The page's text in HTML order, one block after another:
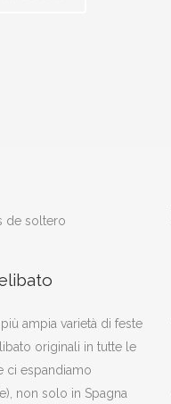
ampia varietà di feste
originali in tutte le
ci espandiamo
non solo in Spagna